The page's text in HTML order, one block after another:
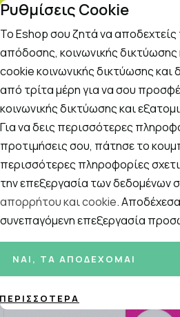
ΤΗΛΕΦΩΝΙΚΟ ΚΕΝΤΡΟ: Δευτ.-Παρασκευή
09:00-14:00
Αρχική / ΚΑΛΛΥΝΤΙΚΑ /
Ταξινόμηση Προβολή
3ΠΡΟΪΌΝΤΑ
Ρυθμίσεις Cookie
Το Eshop σου ζητά να
απόδοσης, κοινωνικής δικτύωσης
cookie κοινωνικής δικτύωσης και
από τρίτα μέρη για να σου
κοινωνικής δικτύωσης και
Για να δεις περισσότερες
προτιμήσεις σου, πάτησε το
περισσότερες πληροφορίες
την επεξεργασία των δεδομένων
απορρήτου και cookie.
συνεπαγόμενη επεξεργασία
ΝΑΙ, ΤΑ ΑΠΟΔΈΧΟΜΑΙ
ΠΕΡΙΣΣΌΤΕΡΑ